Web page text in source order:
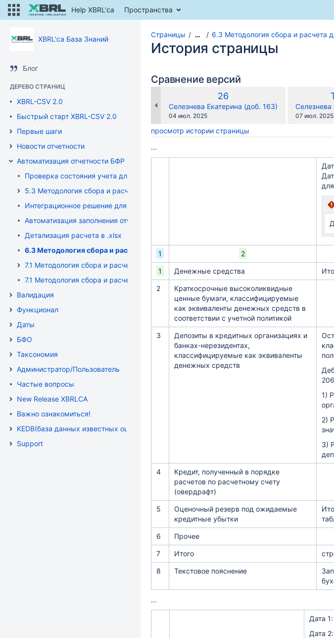
Help XBRL'ca Пространства
XBRL'ca База Знаний
Блог
ДЕРЕВО СТРАНИЦ
XBRL-CSV 2.0
Быстрый старт XBRL-CSV 2.0
Первые шаги
Новости отчетности
Автоматизация отчетности БФР
Проверка состояния учета для интеграции XBRLCA
5.3 Методология сбора и расчета данных БФО-отчетности в XBRLCA
Интеграционное решение для XBRL отчетности
Автоматизация заполнения отчетности XBRLCA и 1С через интерфейс OData:
Детализация расчета в .xlsx
6.3 Методология сбора и расчета данных БФО-отчетности в XBRLCA
7.1 Методология сбора и расчета данных формы 0420412 в XBRLca
7.1 Методология сбора и расчета данных формы 0420409 в XBRLca
Валидация
Функционал
Даты
БФО
Таксономия
Администратор/Пользователь
Частые вопросы
New Release XBRLCA
Важно ознакомиться!
KEDB(база данных известных ошибок )
Support
Страницы … 6.3 Методология сбора и расчета
История страницы
Сравнение версий
Старая
версия
26
changes.mady.by.user
Селезнева Екатерина (доб. 163)
Сохранено
04 июл. 2025
Селезнева
Сохранено
07 июл. 2025
просмотр истории страницы
...
1 2
1 Денежные средства
2
Краткосрочные высоколиквидные
ценные бумаги, классифицируемые
как эквиваленты денежных средств в
соответствии с учетной политикой
3
Депозиты в кредитных организациях и
банках-нерезидентах,
классифицируемые как эквиваленты
денежных средств
1)
2)
3)
4
Кредит, полученный в порядке
расчетов по расчетному счету
(овердрафт)
5
Оценочный резерв под ожидаемые
кредитные убытки
6 Прочее
7 Итого
8 Текстовое пояснение
...
Дата
Дата